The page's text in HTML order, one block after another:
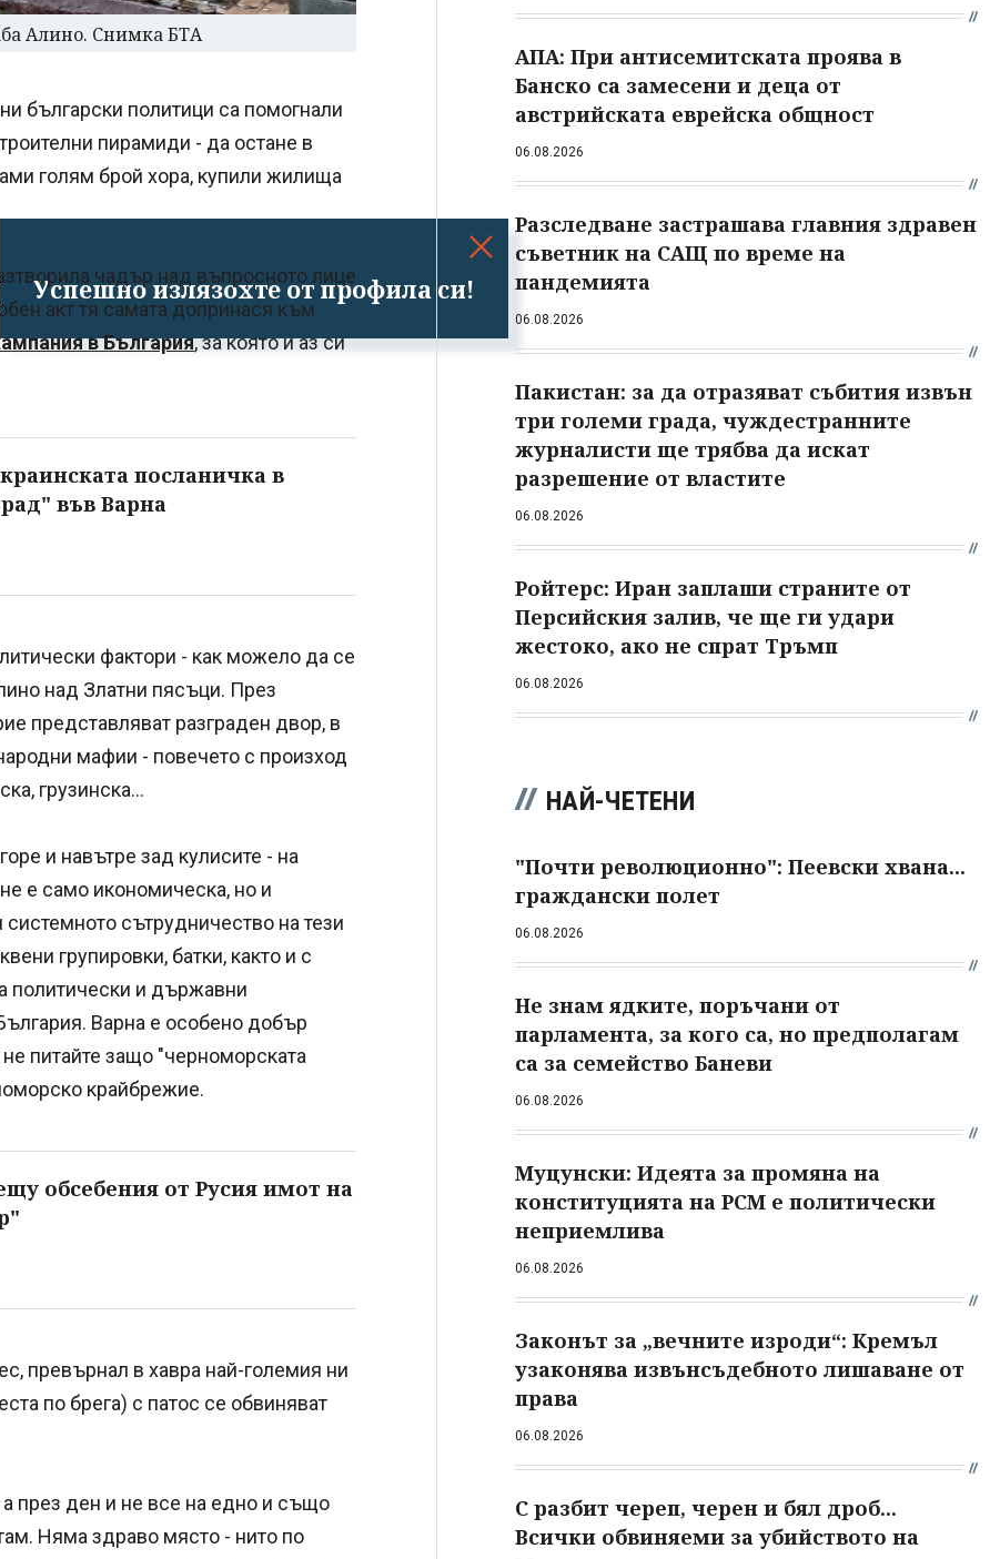
Успешно излязохте от профила си!
Алино. Снимка БТА
български политици са помогнали
пирамиди - да остане в
голям брой хора, купили жилища
чадър над въпросното лице
акт тя самата допринася към
в България, за която и аз си
посланичка в
във Варна
фактори - как можело да се
над Златни пясъци. През
представляват разграден двор, в
мафии - повечето с произход
грузинска...
и навътре зад кулисите - на
е само икономическа, но и
сътрудничество на тези
групировки, батки, както и с
политически и държавни
Варна е особено добър
питайте защо "черноморската
крайбрежие.
обсебения от Русия имот на
превърнал в хавра най-големия ни
по брега) с патос се обвиняват
а през ден и не все на едно и също
Няма здраво място - нито по
АПА: При антисемитската проява в
Банско са замесени и деца от
австрийската еврейска общност
06.08.2026
Разследване застрашава главния здравен
съветник на САЩ по време на
пандемията
06.08.2026
Пакистан: за да отразяват събития извън
три големи града, чуждестранните
журналисти ще трябва да искат
разрешение от властите
06.08.2026
Ройтерс: Иран заплаши страните от
Персийския залив, че ще ги удари
жестоко, ако не спрат Тръмп
06.08.2026
НАЙ-ЧЕТЕНИ
"Почти революционно": Пеевски хвана...
граждански полет
06.08.2026
Не знам ядките, поръчани от
парламента, за кого са, но предполагам
са за семейство Баневи
06.08.2026
Муцунски: Идеята за промяна на
конституцията на РСМ е политически
неприемлива
06.08.2026
Законът за „вечните изроди“: Кремъл
узаконява извънсъдебното лишаване от
права
06.08.2026
С разбит череп, черен и бял дроб...
Всички обвиняеми за убийството на